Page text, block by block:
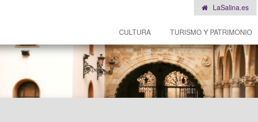
LaSalina.es
CULTURA TURISMO Y PATRIMONIO